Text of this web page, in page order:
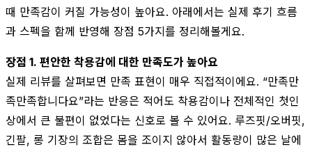
때 만족감이 커질 가능성이 높아요. 아래에서는 실제 후기 흐름
과 스펙을 함께 반영해 장점 5가지를 정리해볼게요.
장점 1. 편안한 착용감에 대한 만족도가 높아요
실제 리뷰를 살펴보면 만족 표현이 매우 직접적이에요. “만족만
족만족합니다요”라는 반응은 적어도 착용감이나 전체적인 첫인
상에서 큰 불편이 없었다는 신호로 볼 수 있어요. 루즈핏/오버핏,
긴팔, 롱 기장의 조합은 몸을 조이지 않아서 활동량이 많은 날에